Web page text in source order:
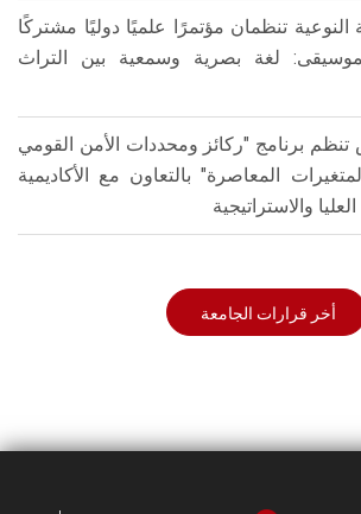
النوعية تنظمان مؤتمرًا علميًا دوليًا مشتركًا
لغة بصرية وسمعية بين التراث
برنامج "ركائز ومحددات الأمن القومي
المعاصرة" بالتعاون مع الأكاديمية
والاستراتيجية
أخر قرارات الجامعة